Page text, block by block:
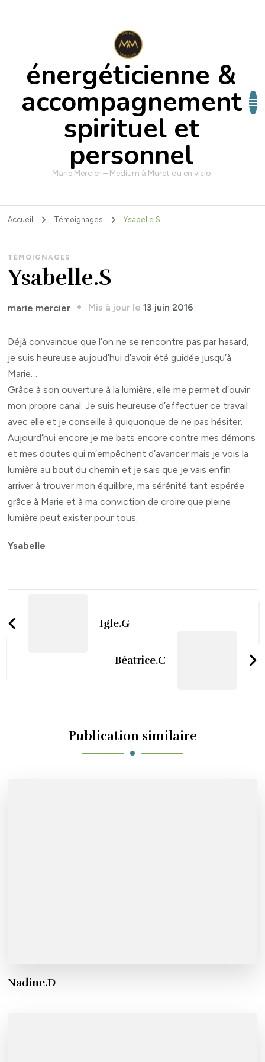
énergéticienne &
accompagnement
spirituel et
personnel
Marie Mercier – Medium à Muret ou en visio
Accueil Témoignages Ysabelle.S
TÉMOIGNAGES
Ysabelle.S
marie mercier Mis à jour le13 juin 2016
Déjà convaincue que l’on ne se rencontre pas par hasard,
je suis heureuse aujoud’hui d’avoir été guidée jusqu’à
Marie…
Grâce à son ouverture à la lumière, elle me permet d’ouvir
mon propre canal. Je suis heureuse d’effectuer ce travail
avec elle et je conseille à quiquonque de ne pas hésiter.
Aujourd’hui encore je me bats encore contre mes démons
et mes doutes qui m’empêchent d’avancer mais je vois la
lumière au bout du chemin et je sais que je vais enfin
arriver à trouver mon équilibre, ma sérénité tant espérée
grâce à Marie et à ma conviction de croire que pleine
lumière peut exister pour tous.
Ysabelle
d'article
Igle.G
Béatrice.C
Publication similaire
Nadine.D